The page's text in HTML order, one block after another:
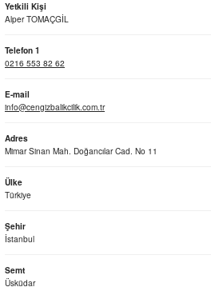
Yetkili Kişi
Alper TOMAÇGİL
Telefon 1
0216 553 82 62
E-mail
info@cengizbalikcilik.com.tr
Adres
Mimar Sinan Mah. Doğancılar Cad. No 11
Ülke
Türkiye
Şehir
İstanbul
Semt
Üsküdar